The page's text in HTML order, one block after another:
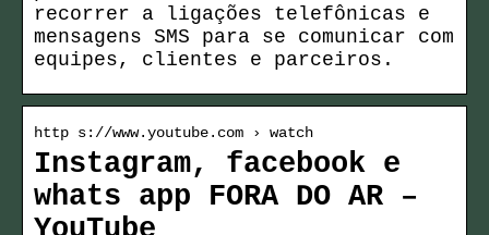
recorrer a ligações telefônicas e
mensagens SMS para se comunicar com
equipes, clientes e parceiros.
http s://www.youtube.com › watch
Instagram, facebook e
whats app FORA DO AR –